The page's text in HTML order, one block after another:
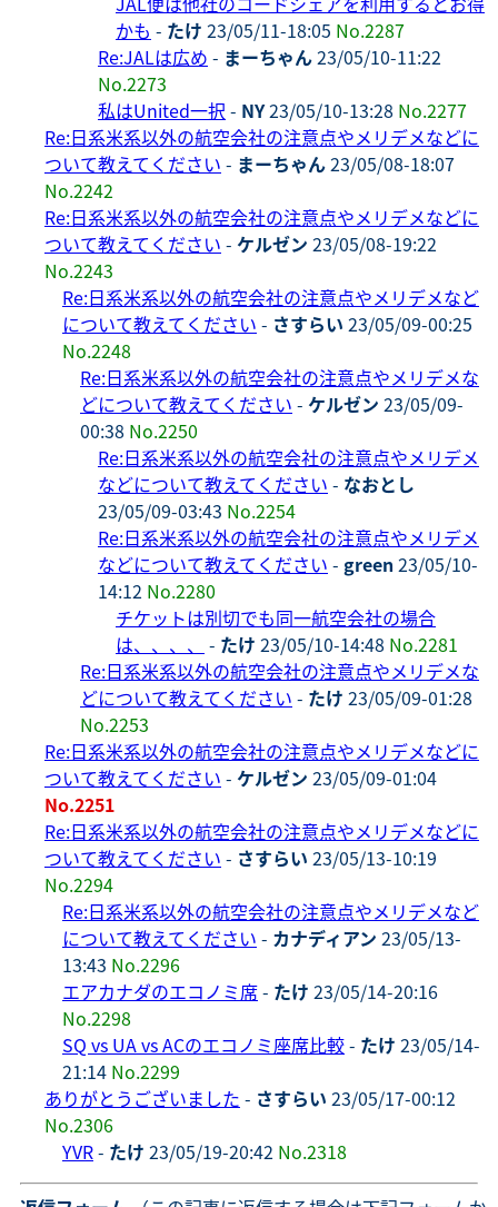
かも - たけ 23/05/11-18:05 No.2287
Re:JALは広め - まーちゃん23/05/10-11:22
No.2273
私はUnited一択 - NY23/05/10-13:28 No.2277
Re:日系米系以外の航空会社の注意点やメリデメなどに
ついて教えてください - まーちゃん23/05/08-18:07
No.2242
Re:日系米系以外の航空会社の注意点やメリデメなどに
ついて教えてください - ケルゼン 23/05/08-19:22
No.2243
Re:日系米系以外の航空会社の注意点やメリデメなど
について教えてください - さすらい 23/05/09-00:25
No.2248
Re:日系米系以外の航空会社の注意点やメリデメな
どについて教えてください - ケルゼン 23/05/09-
00:38 No.2250
Re:日系米系以外の航空会社の注意点やメリデメ
などについて教えてください - なおとし
23/05/09-03:43 No.2254
Re:日系米系以外の航空会社の注意点やメリデメ
などについて教えてください - green 23/05/10-
14:12 No.2280
チケットは別切でも同一航空会社の場合
は、、、、
- たけ 23/05/10-14:48 No.2281
Re:日系米系以外の航空会社の注意点やメリデメな
どについて教えてください - たけ 23/05/09-01:28
No.2253
Re:日系米系以外の航空会社の注意点やメリデメなどに
ついて教えてください - ケルゼン 23/05/09-01:04
No.2251
Re:日系米系以外の航空会社の注意点やメリデメなどに
ついて教えてください - さすらい 23/05/13-10:19
No.2294
Re:日系米系以外の航空会社の注意点やメリデメなど
について教えてください - カナディアン 23/05/13-
13:43 No.2296
エアカナダのエコノミ席- たけ 23/05/14-20:16
No.2298
SQ vs UA vs ACのエコノミ座席比較- たけ 23/05/14-
21:14 No.2299
ありがとうございました - さすらい 23/05/17-00:12
No.2306
YVR- たけ 23/05/19-20:42 No.2318